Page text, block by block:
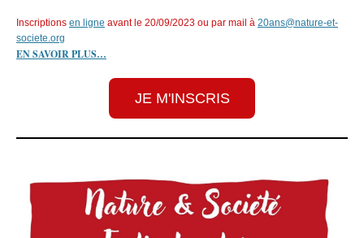
Inscriptions en ligne avant le 20/09/2023 ou par mail à 20ans@nature-et-
societe.org
EN SAVOIR PLUS…
JE M'INSCRIS